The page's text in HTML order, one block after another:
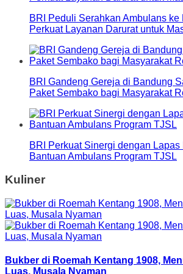
BRI Peduli Serahkan Ambulans ke
Perkuat Layanan Darurat untuk
BRI Gandeng Gereja di Bandung
Paket Sembako bagi Masyarakat
BRI Perkuat Sinergi dengan
Bantuan Ambulans Program TJSL
Kuliner
Bukber di Roemah Kentang 1908,
Luas, Musala Nyaman